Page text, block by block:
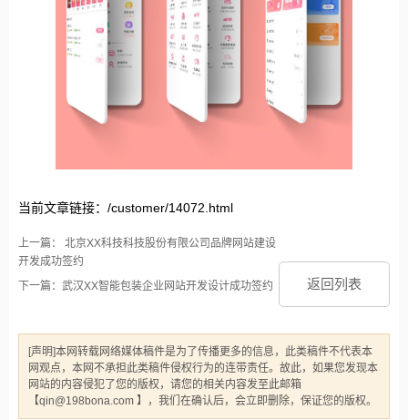
当前文章链接：/customer/14072.html
上一篇： 北京XX科技科技股份有限公司品牌网站建设
开发成功签约
下一篇：武汉XX智能包装企业网站开发设计成功签约
返回列表
[声明]本网转载网络媒体稿件是为了传播更多的信息，此类稿件不代表本
网观点，本网不承担此类稿件侵权行为的连带责任。故此，如果您发现本
网站的内容侵犯了您的版权，请您的相关内容发至此邮箱
【qin@198bona.com 】，我们在确认后，会立即删除，保证您的版权。